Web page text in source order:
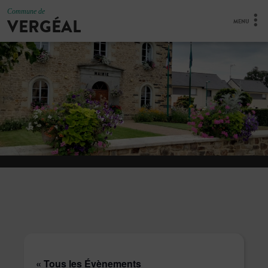
Commune de
VERGÉAL MENU
« Tous les Évènements